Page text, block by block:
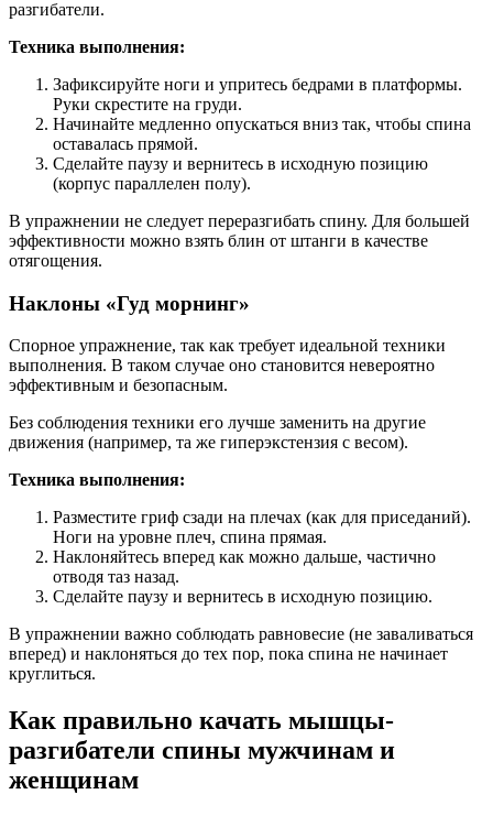
разгибатели.
Техника выполнения:
Зафиксируйте ноги и упритесь бедрами в платформы.
Руки скрестите на груди.
Начинайте медленно опускаться вниз так, чтобы спина
оставалась прямой.
Сделайте паузу и вернитесь в исходную позицию
(корпус параллелен полу).
В упражнении не следует переразгибать спину. Для большей
эффективности можно взять блин от штанги в качестве
отягощения.
Наклоны «Гуд морнинг»
Спорное упражнение, так как требует идеальной техники
выполнения. В таком случае оно становится невероятно
эффективным и безопасным.
Без соблюдения техники его лучше заменить на другие
движения (например, та же гиперэкстензия с весом).
Техника выполнения:
Разместите гриф сзади на плечах (как для приседаний).
Ноги на уровне плеч, спина прямая.
Наклоняйтесь вперед как можно дальше, частично
отводя таз назад.
Сделайте паузу и вернитесь в исходную позицию.
В упражнении важно соблюдать равновесие (не заваливаться
вперед) и наклоняться до тех пор, пока спина не начинает
круглиться.
Как правильно качать мышцы-
разгибатели спины мужчинам и
женщинам